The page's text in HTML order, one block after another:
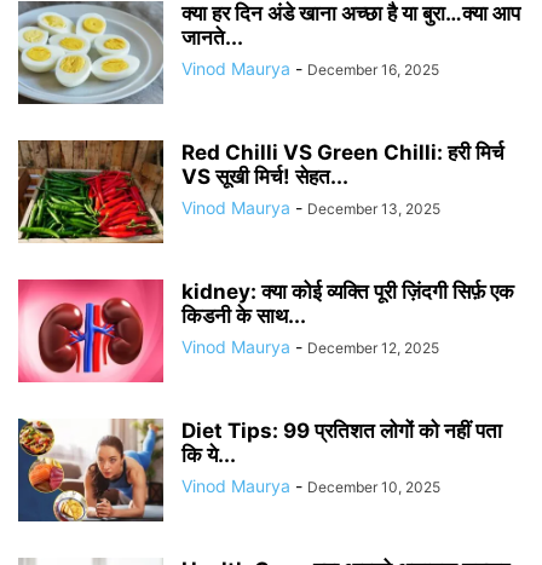
क्या हर दिन अंडे खाना अच्छा है या बुरा…क्या आप
जानते...
Vinod Maurya - December 16, 2025
Red Chilli VS Green Chilli: हरी मिर्च
VS सूखी मिर्च! सेहत...
Vinod Maurya - December 13, 2025
kidney: क्या कोई व्यक्ति पूरी ज़िंदगी सिर्फ़ एक
किडनी के साथ...
Vinod Maurya - December 12, 2025
Diet Tips: 99 प्रतिशत लोगों को नहीं पता
कि ये...
Vinod Maurya - December 10, 2025